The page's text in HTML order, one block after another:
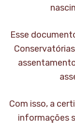
Esse
Com isso, a
informações